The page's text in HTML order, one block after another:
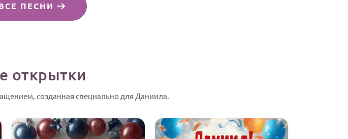
ПЕСНИ
открытки
созданная специально для Даниила.